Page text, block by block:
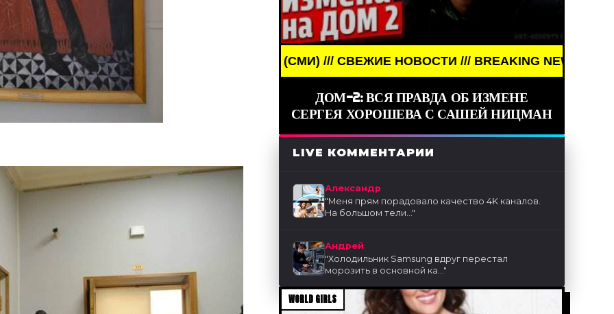
NEWS /// НОВОСТИ (СМИ) /// СВЕЖИЕ НОВОСТИ /// BREAKING NEWS /// НОВОСТИ (СМИ)
ДОМ-2: ВСЯ ПРАВДА ОБ ИЗМЕНЕ
СЕРГЕЯ ХОРОШЕВА С САШЕЙ НИЦМАН
LIVE КОММЕНТАРИИ
Александр
"Меня прям порадовало качество 4K каналов.
На большом тели..."
Андрей
"Холодильник Samsung вдруг перестал
морозить в основной ка..."
WORLD GIRLS